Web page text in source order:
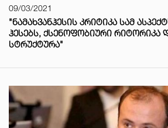
09/03/2021
"ᲜᲐᲛᲐᲮᲕᲐᲜᲰᲔᲡᲘᲡ ᲙᲠᲘᲢᲘᲙᲐ ᲡᲐᲛ
ᲰᲔᲡᲔᲑᲡ, ᲥᲡᲔᲜᲝᲤᲝᲑᲘᲣᲠᲘ ᲠᲘᲢᲝᲠᲘᲙᲐ
ᲡᲢᲠᲣᲥᲢᲣᲠᲐ"